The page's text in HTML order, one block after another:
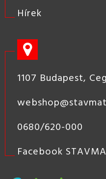
Hírek
1107 Budapest,
0680/620-000
Facebook